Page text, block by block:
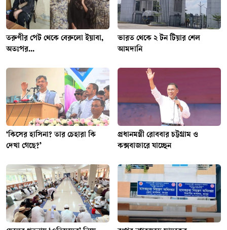
তরুণীর পেট থেকে বেরুলো ইয়াবা,
অতঃপর...
ভারত থেকে ২ টন টিয়ার শেল
আমদানি
‘কিসের হাসিনা? তার চেহারা কি
দেখা গেছে?’
প্রধানমন্ত্রী রোববার চট্টগ্রাম ও
কক্সবাজারে যাচ্ছেন